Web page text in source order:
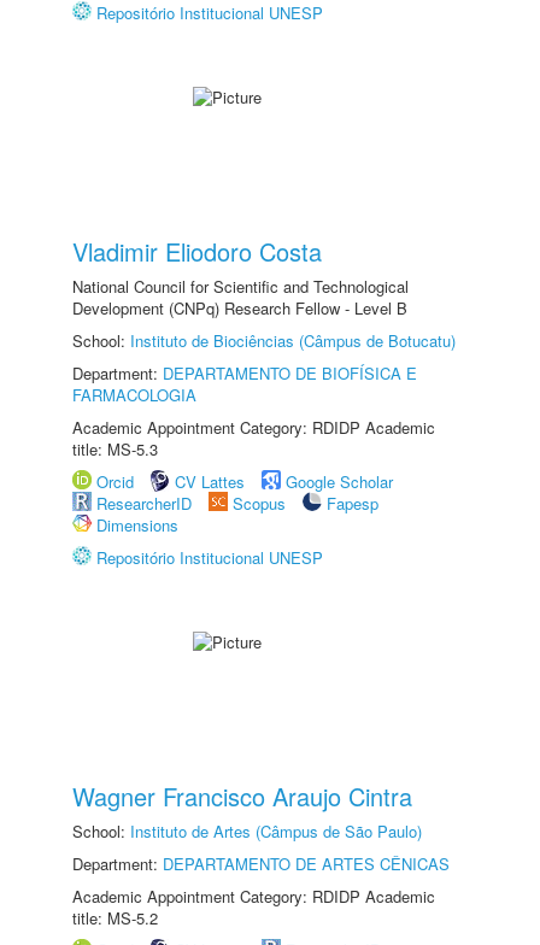
Repositório Institucional UNESP
Vladimir Eliodoro Costa
National Council for Scientific and Technological
Development (CNPq) Research Fellow - Level B
School: Instituto de Biociências (Câmpus de Botucatu)
Department: DEPARTAMENTO DE BIOFÍSICA E
FARMACOLOGIA
Academic Appointment Category: RDIDP Academic
title: MS-5.3
Orcid
CV Lattes
Google Scholar
ResearcherID
Scopus
Fapesp
Dimensions
Repositório Institucional UNESP
Wagner Francisco Araujo Cintra
School: Instituto de Artes (Câmpus de São Paulo)
Department: DEPARTAMENTO DE ARTES CÊNICAS
Academic Appointment Category: RDIDP Academic
title: MS-5.2